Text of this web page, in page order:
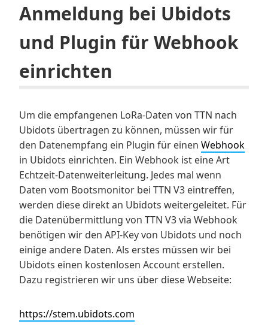
Anmeldung bei Ubidots
und Plugin für Webhook
einrichten
Um die empfangenen LoRa-Daten von TTN nach
Ubidots übertragen zu können, müssen wir für
den Datenempfang ein Plugin für einen Webhook
in Ubidots einrichten. Ein Webhook ist eine Art
Echtzeit-Datenweiterleitung. Jedes mal wenn
Daten vom Bootsmonitor bei TTN V3 eintreffen,
werden diese direkt an Ubidots weitergeleitet. Für
die Datenübermittlung von TTN V3 via Webhook
benötigen wir den API-Key von Ubidots und noch
einige andere Daten. Als erstes müssen wir bei
Ubidots einen kostenlosen Account erstellen.
Dazu registrieren wir uns über diese Webseite:
https://stem.ubidots.com